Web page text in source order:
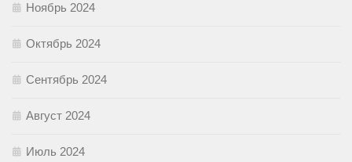
Ноябрь 2024
Октябрь 2024
Сентябрь 2024
Август 2024
Июль 2024